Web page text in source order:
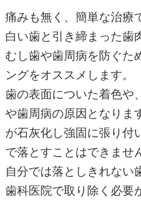
痛みも無く、簡単な治療
白い歯と引き締まった歯
むし歯や歯周病を防ぐた
ングをオススメします。
歯の表面についた着色や
や歯周病の原因となりま
が石灰化し強固に張り付
で落とすことはできませ
自分では落としきれない
歯科医院で取り除く必要